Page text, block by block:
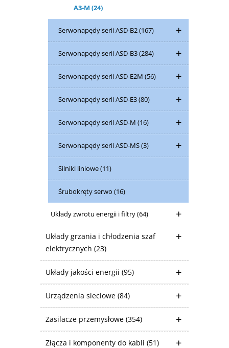
A3-M (24)
Serwonapędy serii ASD-B2(167)
Serwonapędy serii ASD-B3(284)
Serwonapędy serii ASD-E2M (56)
Serwonapędy serii ASD-E3(80)
Serwonapędy serii ASD-M (16)
Serwonapędy serii ASD-MS(3)
Silniki liniowe(11)
Śrubokręty serwo (16)
Układy zwrotu energii i filtry(64)
Układy grzania i chłodzenia szaf
elektrycznych (23)
Układy jakości energii (95)
Urządzenia sieciowe (84)
Zasilacze przemysłowe (354)
Złącza i komponenty do kabli (51)